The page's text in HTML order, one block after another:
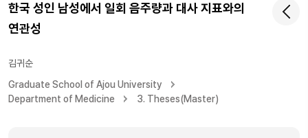
한국 성인 남성에서 일회 음주량과 대사 지표와의
연관성
김귀순
Graduate School of Ajou University
Department of Medicine
3. Theses(Master)